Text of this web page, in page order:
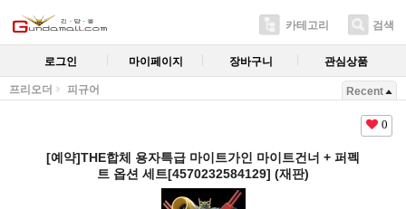
카테고리 검색
로그인 마이페이지 장바구니 관심상품
프리오더 피규어 Recent
0
[예약]THE합체 용자특급 마이트가인 마이트건너 + 퍼펙
트 옵션 세트[4570232584129] (재판)